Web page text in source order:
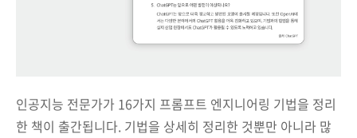
인공지능 전문가가 16가지 프롬프트 엔지니어링 기법을 정리
한 책이 출간됩니다. 기법을 상세히 정리한 것뿐만 아니라 많